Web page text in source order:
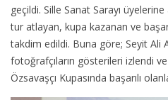
geçildi. Sille Sanat Sarayı
tur atlayan, kupa kazanan ve
takdim edildi. Buna göre; Seyit Ali
fotoğrafçıların gösterileri izlendi
Özsavaşçı Kupasında başarılı